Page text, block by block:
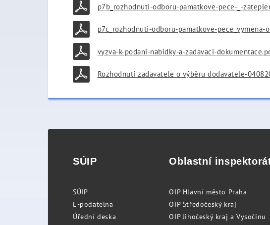
p7b_rozhodnuti-odboru-pamatkove-pece-_-
p7c_rozhodnuti-odboru-pamatkove-pece_vymena-
vyzva-k-podani-nabidky-a-zadavaci-
Rozhodnutí zadavatele o výběru dodavatele-
SÚIP
SÚIP
E-podatelna
Úřední deska
Oblastní
OIP Hlavní město Praha
OIP Středočeský kraj
OIP Jihočeský kraj a Vysočinu